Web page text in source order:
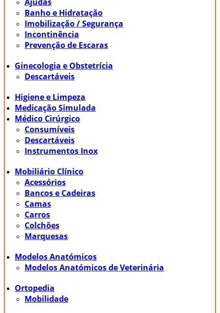
Banho e Hidratação
Imobilização / Segurança
Incontinência
Prevenção de Escaras
Ginecologia e Obstetrícia
Descartáveis
Higiene e Limpeza
Medicação Simulada
Médico Cirúrgico
Consumíveis
Descartáveis
Instrumentos Inox
Mobiliário Clínico
Acessórios
Bancos e Cadeiras
Camas
Carros
Colchões
Marquesas
Modelos Anatómicos
Modelos Anatómicos de Veterinária
Ortopedia
Mobilidade